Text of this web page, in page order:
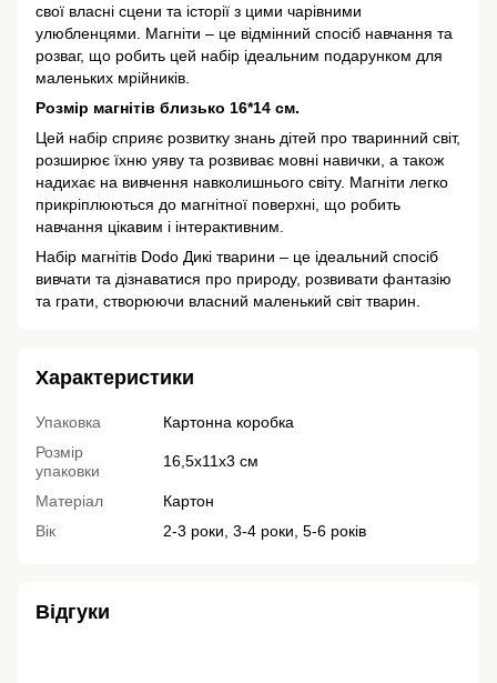
свої власні сцени та історії з цими чарівними
улюбленцями. Магніти – це відмінний спосіб навчання та
розваг, що робить цей набір ідеальним подарунком для
маленьких мрійників.
Розмір магнітів близько 16*14 см.
Цей набір сприяє розвитку знань дітей про тваринний світ,
розширює їхню уяву та розвиває мовні навички, а також
надихає на вивчення навколишнього світу. Магніти легко
прикріплюються до магнітної поверхні, що робить
навчання цікавим і інтерактивним.
Набір магнітів Dodo Дикі тварини – це ідеальний спосіб
вивчати та дізнаватися про природу, розвивати фантазію
та грати, створюючи власний маленький світ тварин.
Характеристики
Упаковка
Картонна коробка
Розмір
упаковки
16,5х11х3 см
Матеріал
Картон
Вік
2-3 роки, 3-4 роки, 5-6 років
Відгуки